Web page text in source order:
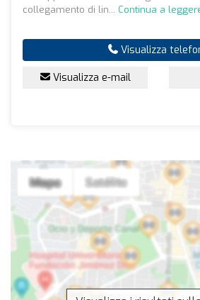
collegamento di lin... Continua a
Visualizza
Visualizza e-mail